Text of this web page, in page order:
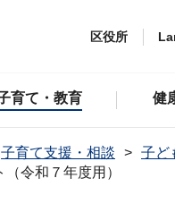
区役所
育て・教育 健
子育て支援・相談 子ど
令和７年度用）